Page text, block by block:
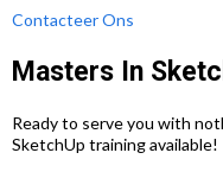
Contacteer Ons
Masters In
Ready to serve you with
SketchUp training available!